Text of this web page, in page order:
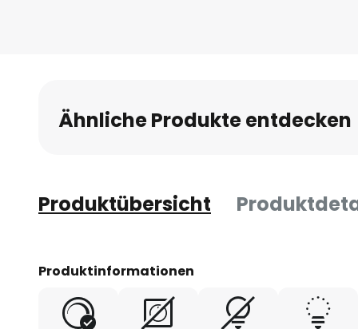
Ähnliche Produkte entdecken
Produktübersicht
Produktinformationen